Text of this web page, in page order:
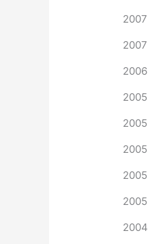
2007
2007
2006
2005
2005
2005
2005
2005
2004